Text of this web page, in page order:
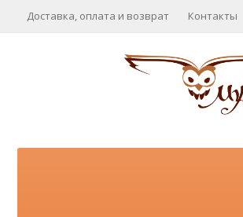
Доставка, оплата и возврат Контакты